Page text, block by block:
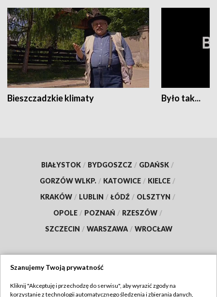
Bieszczadzkie klimaty Było tak...
BIAŁYSTOK / BYDGOSZCZ / GDAŃSK /
GORZÓW WLKP. / KATOWICE / KIELCE /
KRAKÓW / LUBLIN / ŁÓDŹ / OLSZTYN /
OPOLE / POZNAŃ / RZESZÓW /
SZCZECIN / WARSZAWA / WROCŁAW
Szanujemy Twoją prywatność
Kliknij "Akceptuję i przechodzę do serwisu", aby wyrazić zgody na
korzystanie z technologii automatycznego śledzenia i zbierania danych,